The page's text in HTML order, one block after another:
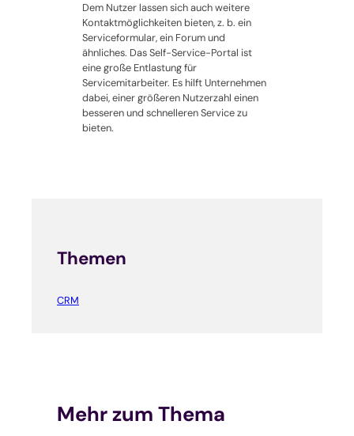
Dem Nutzer lassen sich auch weitere
Kontaktmöglichkeiten bieten, z. b. ein
Serviceformular, ein Forum und
ähnliches. Das Self-Service-Portal ist
eine große Entlastung für
Servicemitarbeiter. Es hilft Unternehmen
dabei, einer größeren Nutzerzahl einen
besseren und schnelleren Service zu
bieten.
Themen
CRM
Mehr zum Thema